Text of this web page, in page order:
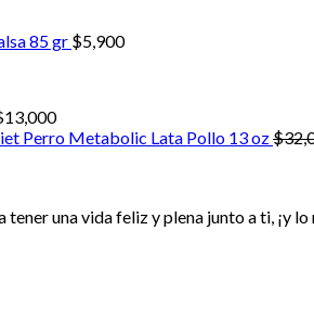
85 gr $5,900
13,000
Perro Metabolic Lata Pollo 13 oz$
una vida feliz y plena junto a ti, ¡y